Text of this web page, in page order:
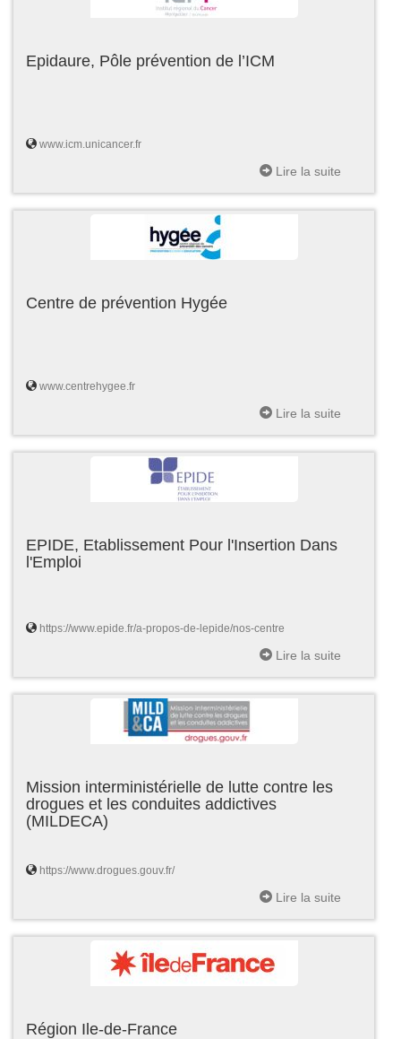
Epidaure, Pôle prévention de l’ICM
www.icm.unicancer.fr
Lire la suite
Centre de prévention Hygée
www.centrehygee.fr
Lire la suite
EPIDE, Etablissement Pour l'Insertion Dans
l'Emploi
https://www.epide.fr/a-propos-de-lepide/nos-centre
Lire la suite
Mission interministérielle de lutte contre les
drogues et les conduites addictives
(MILDECA)
https://www.drogues.gouv.fr/
Lire la suite
Région Ile-de-France